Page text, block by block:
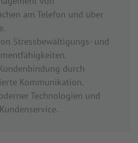
am Telefon und über
Stressbewältigungs- und
durch
Kommunikation.
Technologien und